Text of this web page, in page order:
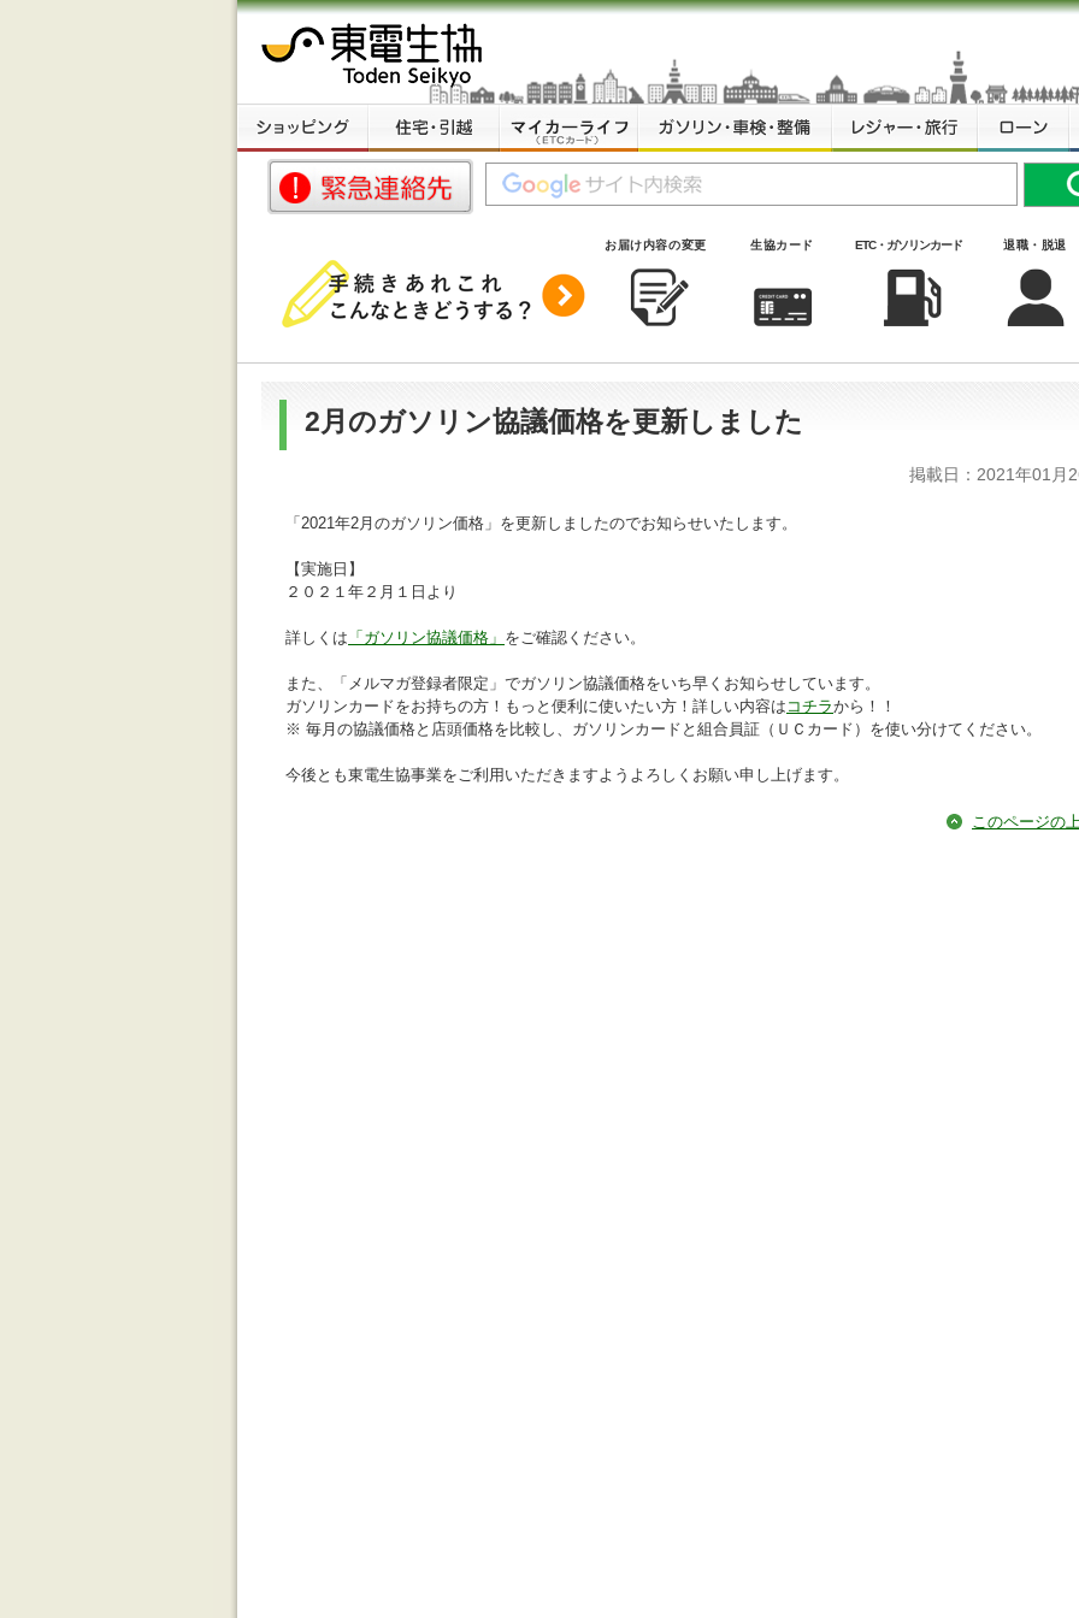
お届け内容の変更 生協カード ETC・ガソリンカード 退職・脱退
2月のガソリン協議価格を更新しました
掲載日：2021年01月
「2021年2月のガソリン価格」を更新しましたのでお知らせいたします。
【実施日】
２０２１年２月１日より
詳しくは 「ガソリン協議価格」 をご確認ください。
また、「メルマガ登録者限定」でガソリン協議価格をいち早くお知らせしています。
ガソリンカードをお持ちの方！もっと便利に使いたい方！詳しい内容は コチラから！！
※ 毎月の協議価格と店頭価格を比較し、ガソリンカードと組合員証（ＵＣカード）を使い分けてください。
今後とも東電生協事業をご利用いただきますようよろしくお願い申し上げます。
このページの